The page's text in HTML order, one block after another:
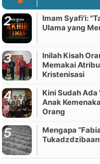
Imam Syafi'i:
Ulama yang
Inilah Kisah
Memakai
Kristenisasi
Kini Sudah
Anak
Orang
Mengapa